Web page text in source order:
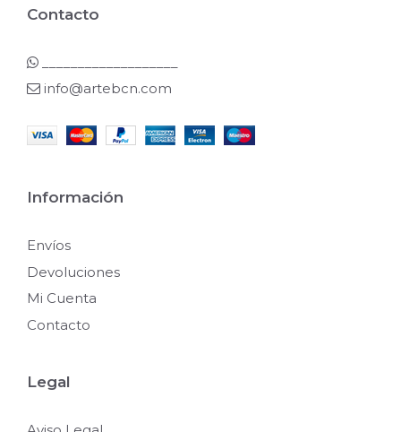
Contacto
info@artebcn.com
Información
Envíos
Devoluciones
Mi Cuenta
Contacto
Legal